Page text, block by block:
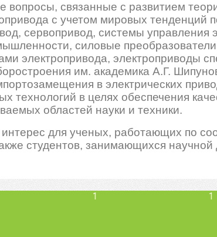
связанные с развитием
с учетом мировых тенденций
сервопривод, системы управления
силовые
электропривода, электроприводы
им. академика А.Г.
в электрических
технологий в целях обеспечения
областей науки и техники.
для ученых, работающих по
студентов, занимающихся научной
1 1